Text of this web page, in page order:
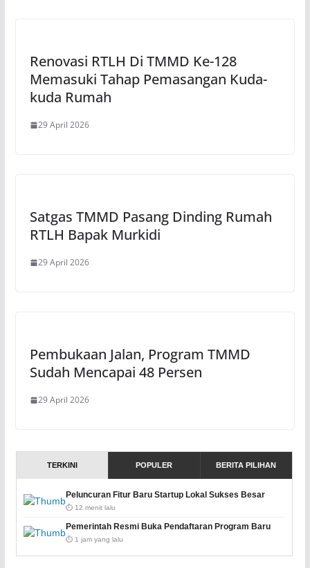
Renovasi RTLH Di TMMD Ke-128
Memasuki Tahap Pemasangan Kuda-
kuda Rumah
29 April 2026
Satgas TMMD Pasang Dinding Rumah
RTLH Bapak Murkidi
29 April 2026
Pembukaan Jalan, Program TMMD
Sudah Mencapai 48 Persen
29 April 2026
TERKINI POPULER BERITA PILIHAN
Peluncuran Fitur Baru Startup Lokal Sukses Besar
⏱️ 12 menit lalu
Pemerintah Resmi Buka Pendaftaran Program Baru
⏱️ 1 jam yang lalu